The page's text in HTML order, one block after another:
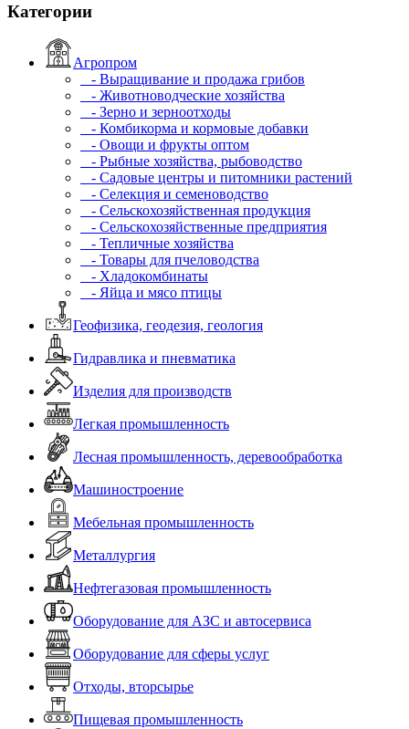
Категории
Агропром
- Выращивание и продажа грибов
- Животноводческие хозяйства
- Зерно и зерноотходы
- Комбикорма и кормовые добавки
- Овощи и фрукты оптом
- Рыбные хозяйства, рыбоводство
- Садовые центры и питомники растений
- Селекция и семеноводство
- Сельскохозяйственная продукция
- Сельскохозяйственные предприятия
- Тепличные хозяйства
- Товары для пчеловодства
- Хладокомбинаты
- Яйца и мясо птицы
Геофизика, геодезия, геология
Гидравлика и пневматика
Изделия для производств
Легкая промышленность
Лесная промышленность, деревообработка
Машиностроение
Мебельная промышленность
Металлургия
Нефтегазовая промышленность
Оборудование для АЗС и автосервиса
Оборудование для сферы услуг
Отходы, вторсырье
Пищевая промышленность